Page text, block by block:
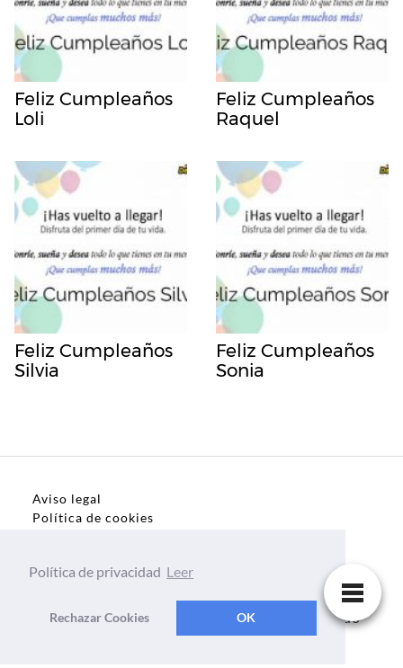
Feliz Cumpleaños
Loli
Feliz Cumpleaños
Raquel
Feliz Cumpleaños
Silvia
Feliz Cumpleaños
Sonia
Aviso legal
Política de cookies
Dedicatorias, frases, textos para todo el mundo
Política de privacidad Leer
Rechazar Cookies OK